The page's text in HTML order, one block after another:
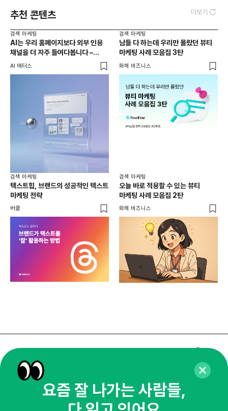
추천 콘텐츠 더보기
검색 마케팅
AI는 우리 홈페이지보다 외부 인용
채널을 더 자주 들여다봅니다 –
두툼한 인용 레이어를 짜는 법
AI 매터스
검색 마케팅
남들 다 하는데 우리만 몰랐던 뷰티
마케팅 사례 모음집 3탄
화해 비즈니스
검색 마케팅
텍스트힙, 브랜드의 성공적인 텍스트
마케팅 전략
버클
검색 마케팅
오늘 바로 적용할 수 있는 뷰티
마케팅 사례 모음집 2탄
화해 비즈니스
매주 화요일 아침,
마케팅 감각을 깨워 드릴게요!
65,043명의 마케터를 성장시키는 뉴스레터
요즘 잘 나가는 사람들,